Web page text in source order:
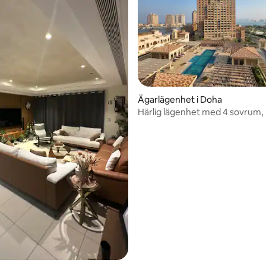
betyg, 27 omdömen
Ägarlägenhet i Doha
Härlig lägenhet med 4 sovrum,